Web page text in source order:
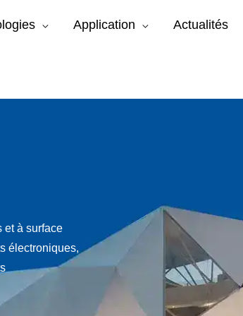
Application Actualités
et à surface
électroniques,